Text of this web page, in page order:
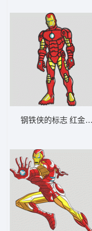
钢铁侠的标志 红金